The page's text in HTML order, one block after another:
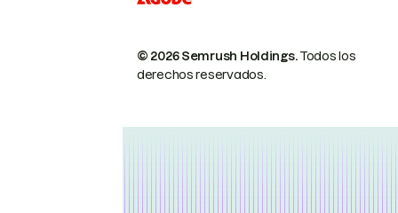
© 2026 Semrush Holdings.Todos los
derechos reservados.